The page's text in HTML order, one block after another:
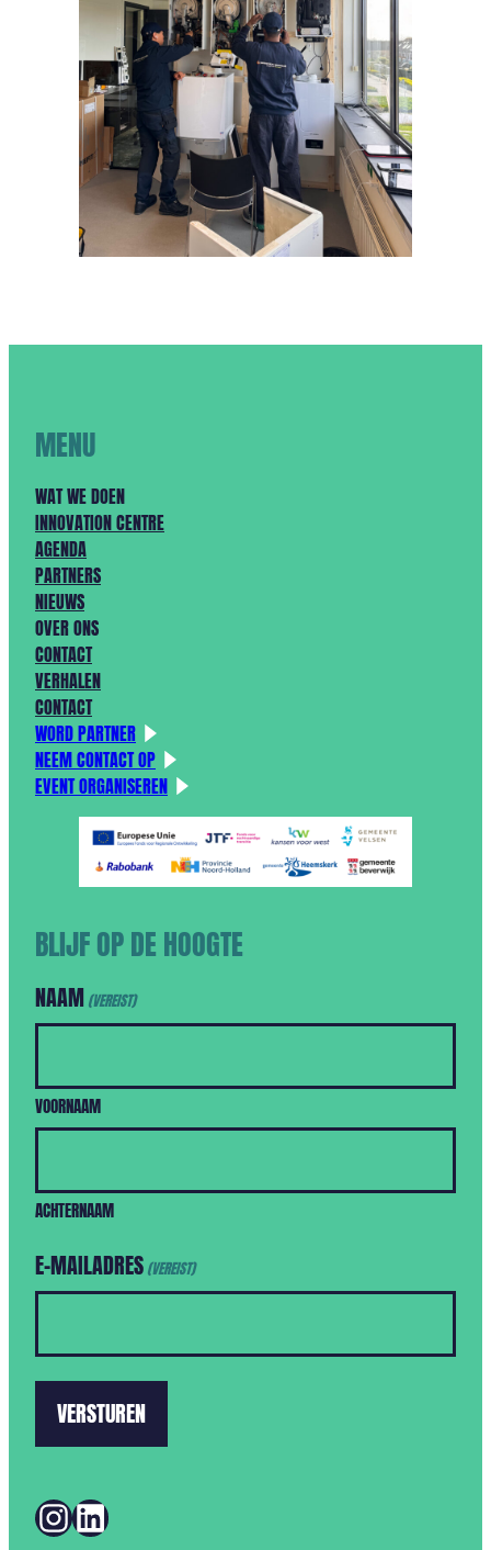
MENU
WAT WE DOEN
INNOVATION CENTRE
AGENDA
PARTNERS
NIEUWS
OVER ONS
CONTACT
VERHALEN
CONTACT
WORD PARTNER
NEEM CONTACT OP
EVENT ORGANISEREN
BLIJF OP DE HOOGTE
NAAM (VEREIST)
VOORNAAM
ACHTERNAAM
E-MAILADRES (VEREIST)
INSTAGRAM LINKEDIN